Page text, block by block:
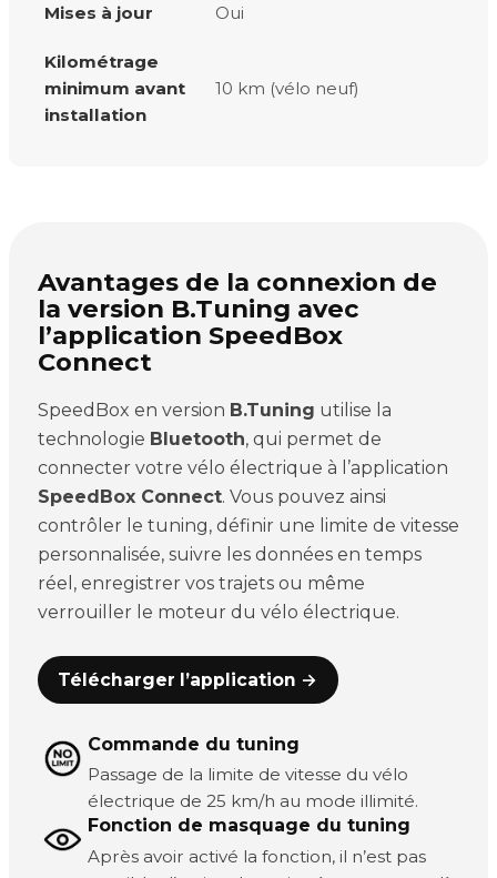
Mises à jour Oui
Kilométrage
minimum avant
installation
10 km (vélo neuf)
Avantages de la connexion de
la version B.Tuning avec
l’application SpeedBox
Connect
SpeedBox en version B.Tuning utilise la
technologie Bluetooth, qui permet de
connecter votre vélo électrique à l’application
SpeedBox Connect. Vous pouvez ainsi
contrôler le tuning, définir une limite de vitesse
personnalisée, suivre les données en temps
réel, enregistrer vos trajets ou même
verrouiller le moteur du vélo électrique.
Télécharger l’application →
Commande du tuning
Passage de la limite de vitesse du vélo
électrique de 25 km/h au mode illimité.
Fonction de masquage du tuning
Après avoir activé la fonction, il n’est pas